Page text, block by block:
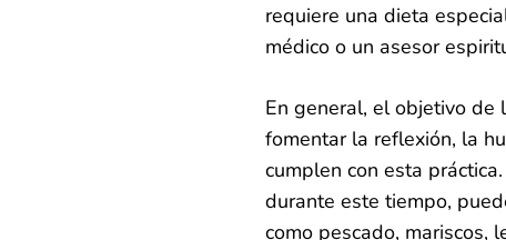
requiere una dieta
médico o un asesor
En general, el objetivo de
fomentar la reflexión, la
cumplen con esta
durante este tiempo,
como pescado, mariscos,